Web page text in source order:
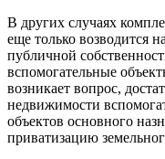
В других случаях
еще только возводится
публичной
вспомогательные
возникает вопрос,
недвижимости
объектов основного
приватизацию